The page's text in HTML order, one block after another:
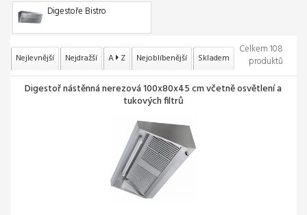
Digestoře Bistro
Nejlevnější Nejdražší A Z Nejoblíbenější Skladem
Celkem 108
produktů
Digestoř nástěnná nerezová 100x80x45 cm včetně osvětlení a
tukových filtrů